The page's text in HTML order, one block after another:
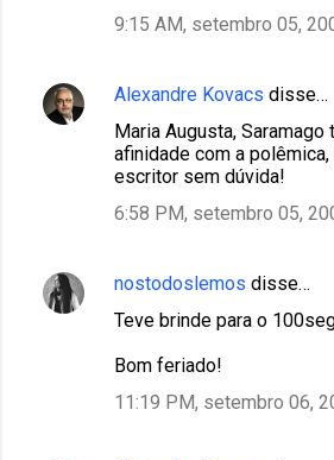
9:15 AM, setembro 05,
Alexandre Kovacs disse…
Maria Augusta, Saramago
afinidade com a
escritor sem dúvida!
6:58 PM, setembro 05,
nostodoslemos disse…
Teve brinde para o
Bom feriado!
11:19 PM, setembro 06,